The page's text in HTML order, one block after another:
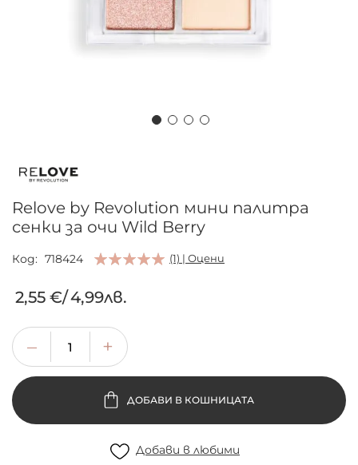
началото
галерия
със
снимки
Relove by Revolution мини палитра
сенки за очи Wild Berry
Код 718424 (1) | Оцени
2,55 €/4,99лв.
ДОБАВИ В КОШНИЦАТА
Добави в любими